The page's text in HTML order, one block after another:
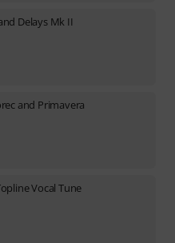
Delays Mk II
and Primavera
Vocal Tune